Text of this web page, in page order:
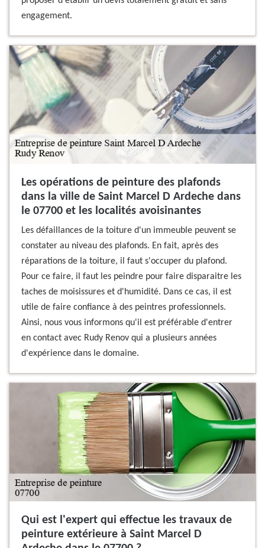
engagement.
Les opérations de peinture des plafonds
dans la ville de Saint Marcel D Ardeche dans
le 07700 et les localités avoisinantes
Les défaillances de la toiture d'un immeuble peuvent se
constater au niveau des plafonds. En fait, après des
réparations de la toiture, il faut s'occuper du plafond.
Pour ce faire, il faut les peindre pour faire disparaitre les
taches de moisissures et d'humidité. Dans ce cas, il est
utile de faire confiance à des peintres professionnels.
Ainsi, nous vous informons qu'il est préférable d'entrer
en contact avec Rudy Renov qui a plusieurs années
d'expérience dans le domaine.
Qui est l'expert qui effectue les travaux de
peinture extérieure à Saint Marcel D